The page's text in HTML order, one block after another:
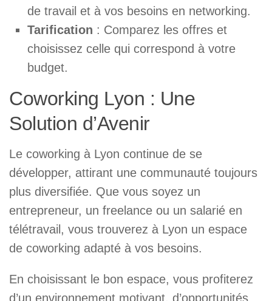
de travail et à vos besoins en networking.
Tarification : Comparez les offres et
choisissez celle qui correspond à votre
budget.
Coworking Lyon : Une
Solution d’Avenir
Le coworking à Lyon continue de se
développer, attirant une communauté toujours
plus diversifiée. Que vous soyez un
entrepreneur, un freelance ou un salarié en
télétravail, vous trouverez à Lyon un espace
de coworking adapté à vos besoins.
En choisissant le bon espace, vous profiterez
d’un environnement motivant, d’opportunités